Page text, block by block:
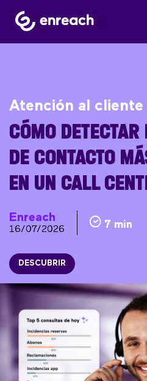
Atención al cliente
CÓMO
DE CONTACTO
EN UN CALL
Enreach
16/07/2026 7 min
DESCUBRIR